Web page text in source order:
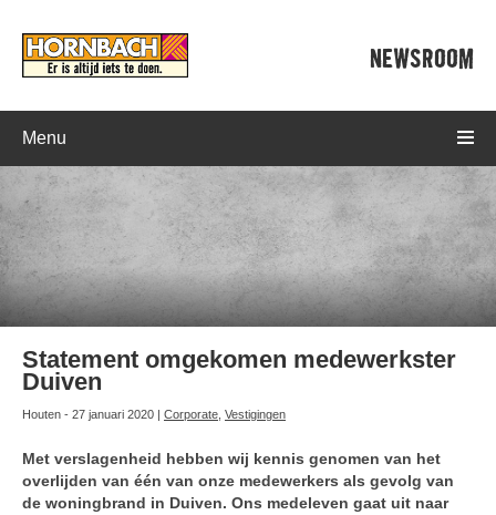
NEWSROOM
Menu
Statement omgekomen medewerkster
Duiven
Houten - 27 januari 2020 | Corporate Vestigingen
Met verslagenheid hebben wij kennis genomen van het
overlijden van één van onze medewerkers als gevolg van
de woningbrand in Duiven. Ons medeleven gaat uit naar